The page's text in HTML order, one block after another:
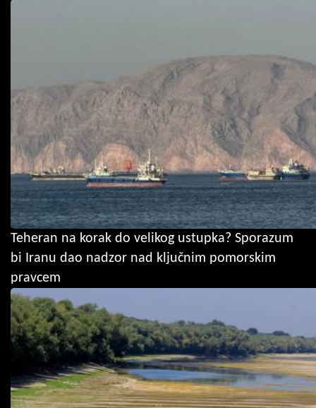
Teheran na korak do velikog ustupka? Sporazum
bi Iranu dao nadzor nad ključnim pomorskim
pravcem